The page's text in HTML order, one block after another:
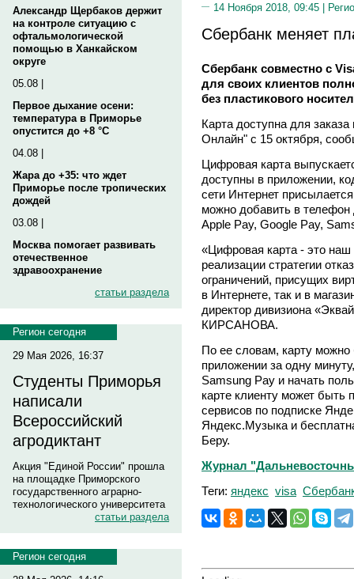
Александр Щербаков держит
на контроле ситуацию с
офтальмологической
помощью в Ханкайском
округе
05.08 |
Первое дыхание осени:
температура в Приморье
опустится до +8 °C
04.08 |
Жара до +35: что ждет
Приморье после тропических
дождей
03.08 |
Москва помогает развивать
отечественное
здравоохранение
статьи раздела
Регион сегодня
29 Мая 2026, 16:37
Студенты Приморья
написали
Всероссийский
агродиктант
Акция "Единой России" прошла
на площадке Приморского
государственного аграрно-
технологического университета
статьи раздела
Регион сегодня
14 Ноября 2018, 09:45 |
Сбербанк меняет
Сбербанк совместно с
для своих клиентов
без пластикового
Карта доступна для
Онлайн" с 15 октября,
Цифровая карта
доступны в приложении,
сети Интернет
можно добавить в
Apple Pay, Google Pay,
«Цифровая карта - это
реализации стратегии
ограничений, присущих
в Интернете, так и в
директор дивизиона
КИРСАНОВА.
По ее словам, карту можно
приложении за одну
Samsung Pay и начать
карте клиенту может быть
сервисов по подписке
Яндекс.Музыка и
Беру.
Журнал
Теги: яндекс visa